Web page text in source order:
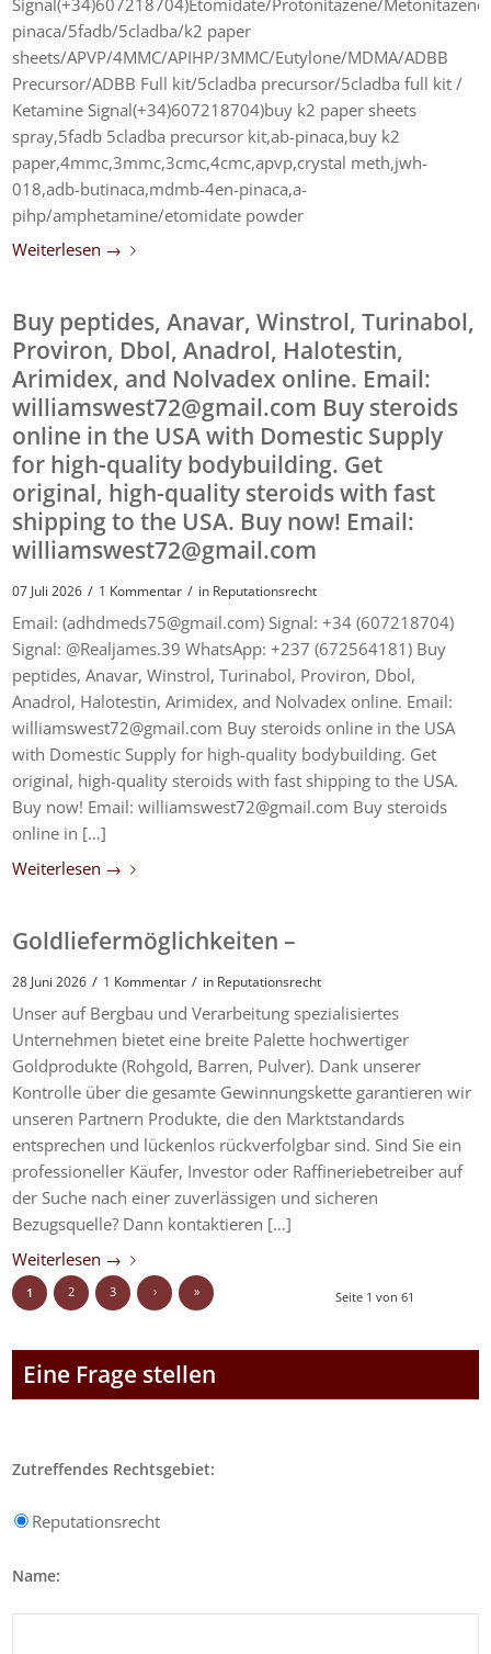
pinaca/5fadb/5cladba/k2 paper
sheets/APVP/4MMC/APIHP/3MMC/Eutylone/MDMA/ADBB
Precursor/ADBB Full kit/5cladba precursor/5cladba full kit /
Ketamine Signal(+34)607218704)buy k2 paper sheets
spray,5fadb 5cladba precursor kit,ab-pinaca,buy k2
paper,4mmc,3mmc,3cmc,4cmc,apvp,crystal meth,jwh-
018,adb-butinaca,mdmb-4en-pinaca,a-
pihp/amphetamine/etomidate powder
Weiterlesen →
Buy peptides, Anavar, Winstrol, Turinabol,
Proviron, Dbol, Anadrol, Halotestin,
Arimidex, and Nolvadex online. Email:
williamswest72@gmail.com Buy steroids
online in the USA with Domestic Supply
for high-quality bodybuilding. Get
original, high-quality steroids with fast
shipping to the USA. Buy now! Email:
williamswest72@gmail.com
07 Juli 2026 / 1 Kommentar / in Reputationsrecht
Email: (adhdmeds75@gmail.com) Signal: +34 (607218704)
Signal: @Realjames.39 WhatsApp: +237 (672564181) Buy
peptides, Anavar, Winstrol, Turinabol, Proviron, Dbol,
Anadrol, Halotestin, Arimidex, and Nolvadex online. Email:
williamswest72@gmail.com Buy steroids online in the USA
with Domestic Supply for high-quality bodybuilding. Get
original, high-quality steroids with fast shipping to the USA.
Buy now! Email: williamswest72@gmail.com Buy steroids
online in […]
Weiterlesen →
Goldliefermöglichkeiten –
28 Juni 2026 / 1 Kommentar / in Reputationsrecht
Unser auf Bergbau und Verarbeitung spezialisiertes
Unternehmen bietet eine breite Palette hochwertiger
Goldprodukte (Rohgold, Barren, Pulver). Dank unserer
Kontrolle über die gesamte Gewinnungskette garantieren wir
unseren Partnern Produkte, die den Marktstandards
entsprechen und lückenlos rückverfolgbar sind. Sind Sie ein
professioneller Käufer, Investor oder Raffineriebetreiber auf
der Suche nach einer zuverlässigen und sicheren
Bezugsquelle? Dann kontaktieren […]
Weiterlesen →
Seite 1 von 61
1 2 3 › »
Eine Frage stellen
Zutreffendes Rechtsgebiet:
Reputationsrecht
Name: